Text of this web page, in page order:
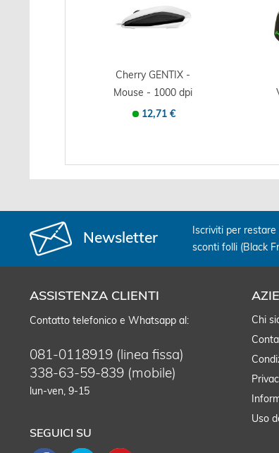
Cherry GENTIX -
Mouse - 1000 dpi
Ottico - 3...
12,71 €
Newsletter
Iscriviti per
sconti folli (Black
ASSISTENZA CLIENTI
Contatto telefonico e Whatsapp al:
081-0118919 (linea fissa)
338-63-59-839 (mobile)
lun-ven, 9-15
SEGUICI SU
Chi
Uso